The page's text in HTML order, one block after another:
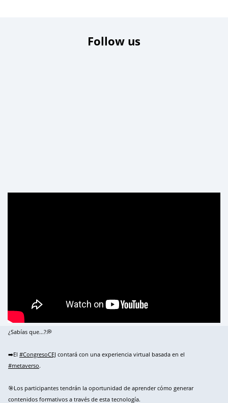
Follow us
¿Sabías que...?💭
➡️El #CongresoCEJ contará con una experiencia virtual basada en el
#metaverso.
🎯Los participantes tendrán la oportunidad de aprender cómo generar
contenidos formativos a través de esta tecnología.